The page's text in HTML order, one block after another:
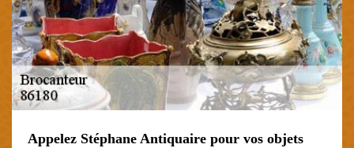
Appelez Stéphane Antiquaire pour vos objets